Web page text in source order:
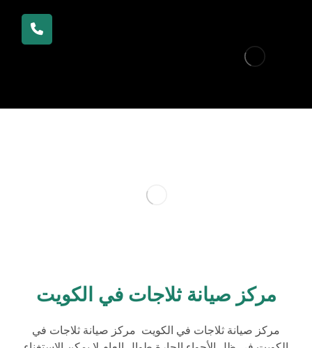
مركز صيانة ثلاجات في الكويت
مركز صيانة ثلاجات في الكويت مركز صيانة ثلاجات في